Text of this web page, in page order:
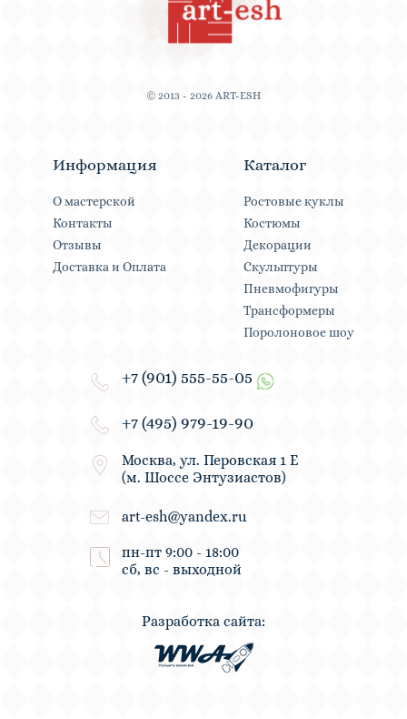
© 2013 - 2026 ART-ESH
Информация
О мастерской
Контакты
Отзывы
Доставка и Оплата
Каталог
Ростовые куклы
Костюмы
Декорации
Скульптуры
Пневмофигуры
Трансформеры
Поролоновое шоу
+7 (901) 555-55-05
+7 (495) 979-19-90
Москва, ул. Перовская 1 Е
(м. Шоссе Энтузиастов)
art-esh@yandex.ru
пн-пт 9:00 - 18:00
сб, вс - выходной
Разработка сайта: